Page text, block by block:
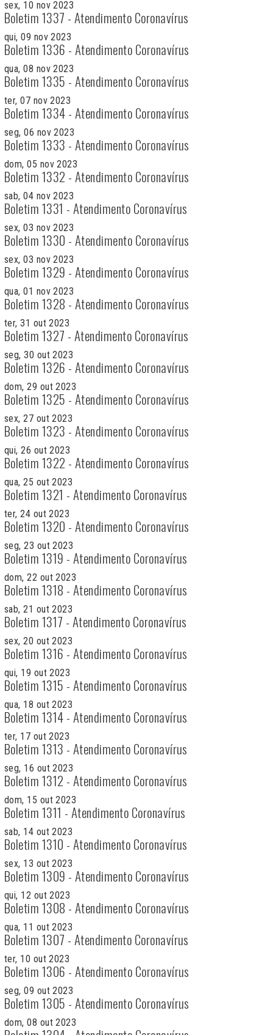
sex, 10 nov 2023
Boletim 1337 - Atendimento Coronavírus
qui, 09 nov 2023
Boletim 1336 - Atendimento Coronavírus
qua, 08 nov 2023
Boletim 1335 - Atendimento Coronavírus
ter, 07 nov 2023
Boletim 1334 - Atendimento Coronavírus
seg, 06 nov 2023
Boletim 1333 - Atendimento Coronavírus
dom, 05 nov 2023
Boletim 1332 - Atendimento Coronavírus
sab, 04 nov 2023
Boletim 1331 - Atendimento Coronavírus
sex, 03 nov 2023
Boletim 1330 - Atendimento Coronavírus
sex, 03 nov 2023
Boletim 1329 - Atendimento Coronavírus
qua, 01 nov 2023
Boletim 1328 - Atendimento Coronavírus
ter, 31 out 2023
Boletim 1327 - Atendimento Coronavírus
seg, 30 out 2023
Boletim 1326 - Atendimento Coronavírus
dom, 29 out 2023
Boletim 1325 - Atendimento Coronavírus
sex, 27 out 2023
Boletim 1323 - Atendimento Coronavírus
qui, 26 out 2023
Boletim 1322 - Atendimento Coronavírus
qua, 25 out 2023
Boletim 1321 - Atendimento Coronavírus
ter, 24 out 2023
Boletim 1320 - Atendimento Coronavírus
seg, 23 out 2023
Boletim 1319 - Atendimento Coronavírus
dom, 22 out 2023
Boletim 1318 - Atendimento Coronavírus
sab, 21 out 2023
Boletim 1317 - Atendimento Coronavírus
sex, 20 out 2023
Boletim 1316 - Atendimento Coronavírus
qui, 19 out 2023
Boletim 1315 - Atendimento Coronavírus
qua, 18 out 2023
Boletim 1314 - Atendimento Coronavírus
ter, 17 out 2023
Boletim 1313 - Atendimento Coronavírus
seg, 16 out 2023
Boletim 1312 - Atendimento Coronavírus
dom, 15 out 2023
Boletim 1311 - Atendimento Coronavírus
sab, 14 out 2023
Boletim 1310 - Atendimento Coronavírus
sex, 13 out 2023
Boletim 1309 - Atendimento Coronavírus
qui, 12 out 2023
Boletim 1308 - Atendimento Coronavírus
qua, 11 out 2023
Boletim 1307 - Atendimento Coronavírus
ter, 10 out 2023
Boletim 1306 - Atendimento Coronavírus
seg, 09 out 2023
Boletim 1305 - Atendimento Coronavírus
dom, 08 out 2023